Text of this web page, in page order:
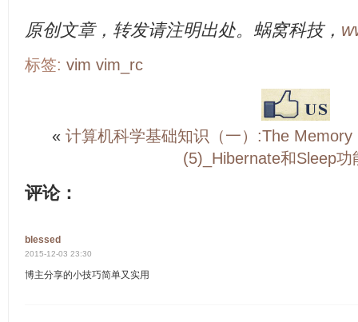
原创文章，转发请注明出处。蜗窝科技，
标签: vim vim_rc
« 计算机科学基础知识（一）:The Memory
(5)_Hibernate和Sleep功
评论：
blessed
2015-12-03 23:30
博主分享的小技巧简单又实用